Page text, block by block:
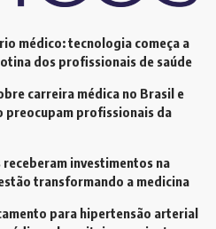
médico: tecnologia começa a
dos profissionais de saúde
carreira médica no Brasil e
preocupam profissionais da
investimentos na
transformando a medicina
para hipertensão arterial